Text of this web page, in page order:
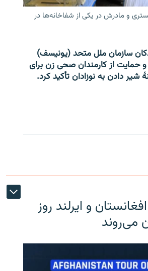
و مادرش در یکی از شفاخانه‌ها در
سازمان ملل متحد (یونیسف)
حمایت از کارمندان صحی زن برای
شیر دادن به نوزادان تأکید کرد.
و ایرلند روز
می‌روند